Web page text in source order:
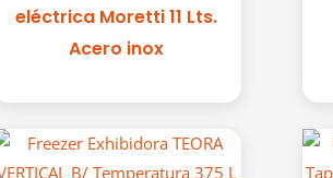
eléctrica Moretti 11 Lts.
Acero inox